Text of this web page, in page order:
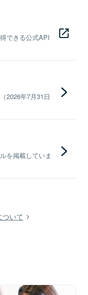
できる公式API
2026年7月31日
を掲載していま
いて